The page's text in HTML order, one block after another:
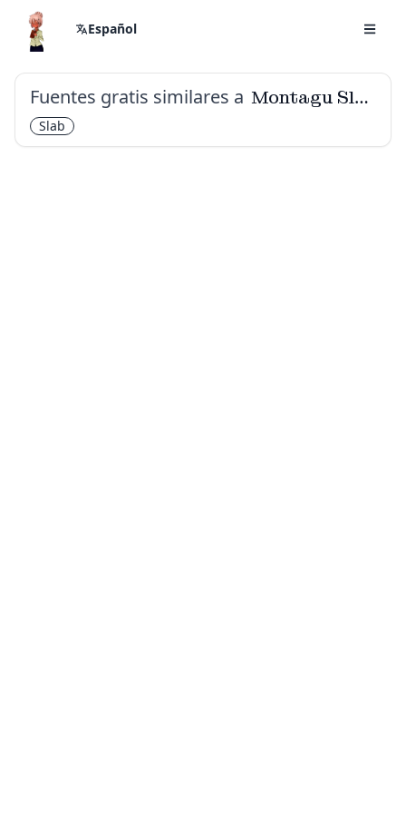
Español
Fuentes gratis similares a Montagu Slab
Slab